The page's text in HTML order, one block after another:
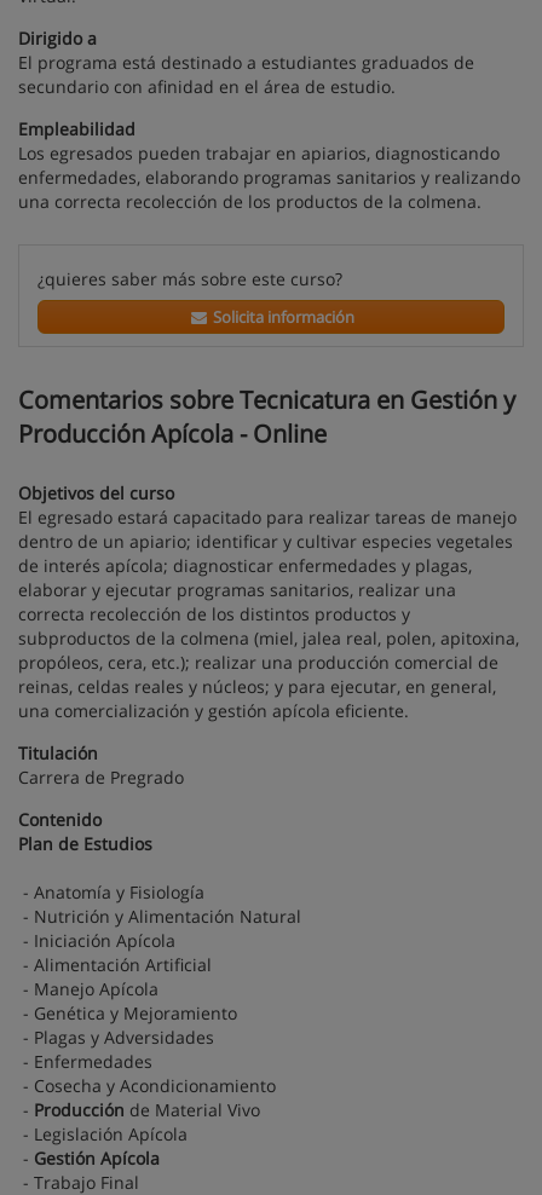
Dirigido a
El programa está destinado a estudiantes graduados de
secundario con afinidad en el área de estudio.
Empleabilidad
Los egresados pueden trabajar en apiarios, diagnosticando
enfermedades, elaborando programas sanitarios y realizando
una correcta recolección de los productos de la colmena.
¿quieres saber más sobre este curso?
Solicita información
Comentarios sobre Tecnicatura en Gestión y
Producción Apícola - Online
Objetivos del curso
El egresado estará capacitado para realizar tareas de manejo
dentro de un apiario; identificar y cultivar especies vegetales
de interés apícola; diagnosticar enfermedades y plagas,
elaborar y ejecutar programas sanitarios, realizar una
correcta recolección de los distintos productos y
subproductos de la colmena (miel, jalea real, polen, apitoxina,
propóleos, cera, etc.); realizar una producción comercial de
reinas, celdas reales y núcleos; y para ejecutar, en general,
una comercialización y gestión apícola eficiente.
Titulación
Carrera de Pregrado
Contenido
Plan de Estudios
- Anatomía y Fisiología
- Nutrición y Alimentación Natural
- Iniciación Apícola
- Alimentación Artificial
- Manejo Apícola
- Genética y Mejoramiento
- Plagas y Adversidades
- Enfermedades
- Cosecha y Acondicionamiento
- Producción de Material Vivo
- Legislación Apícola
- Gestión Apícola
- Trabajo Final